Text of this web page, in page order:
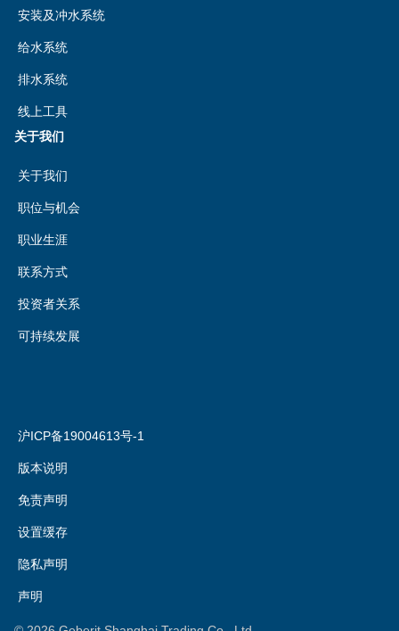
安装及冲水系统
给水系统
排水系统
线上工具
关于我们
关于我们
职位与机会
职业生涯
联系方式
投资者关系
可持续发展
沪ICP备19004613号-1
版本说明
免责声明
设置缓存
隐私声明
声明